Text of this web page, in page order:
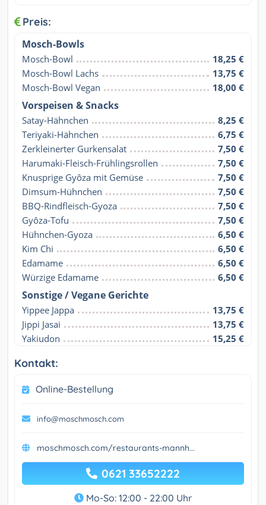
Preis:
Mosch-Bowls
Mosch-Bowl
18,25 €
Mosch-Bowl Lachs
13,75 €
Mosch-Bowl Vegan
18,00 €
Vorspeisen & Snacks
Satay-Hähnchen
8,25 €
Teriyaki-Hähnchen
6,75 €
Zerkleinerter Gurkensalat
7,50 €
Harumaki-Fleisch-Frühlingsrollen
7,50 €
Knusprige Gyôza mit Gemüse
7,50 €
Dimsum-Hühnchen
7,50 €
BBQ-Rindfleisch-Gyoza
7,50 €
Gyôza-Tofu
7,50 €
Hühnchen-Gyoza
6,50 €
Kim Chi
6,50 €
Edamame
6,50 €
Würzige Edamame
6,50 €
Sonstige / Vegane Gerichte
Yippee Jappa
13,75 €
Jippi Jasai
13,75 €
Yakiudon
15,25 €
Kontakt:
Online-Bestellung
info@moschmosch.com
moschmosch.com/restaurants-mannh...
0621 33652222
Mo-So: 12:00 - 22:00 Uhr